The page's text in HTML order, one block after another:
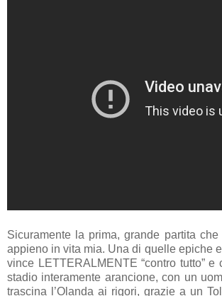
Sicuramente la prima, grande partita
appieno in vita mia. Una di quelle epiche
vince LETTERALMENTE “contro tutto” e
stadio interamente arancione, con un
trascina l’Olanda ai rigori, grazie a un